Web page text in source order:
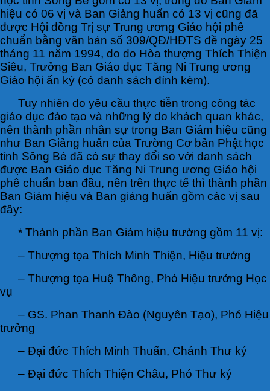
hiệu có 06 vị và Ban Giảng huấn có 13 vị cũng đã
được Hội đồng Trị sự Trung ương Giáo hội phê
chuẩn bằng văn bản số 309/QĐ/HĐTS đề ngày 25
tháng 11 năm 1994, do do Hòa thượng Thích Thiện
Siêu, Trưởng Ban Giáo dục Tăng Ni Trung ương
Giáo hội ấn ký (có danh sách đính kèm).
Tuy nhiên do yêu cầu thực tiễn trong công tác
giáo dục đào tạo và những lý do khách quan khác,
nên thành phần nhân sự trong Ban Giám hiệu cũng
như Ban Giảng huấn của Trường Cơ bản Phật học
tỉnh Sông Bé đã có sự thay đổi so với danh sách
được Ban Giáo dục Tăng Ni Trung ương Giáo hội
phê chuẩn ban đầu, nên trên thực tế thì thành phần
Ban Giám hiệu và Ban giảng huấn gồm các vị sau
đây:
* Thành phần Ban Giám hiệu trường gồm 11 vị:
– Thượng tọa Thích Minh Thiện, Hiệu trưởng
– Thượng tọa Huệ Thông, Phó Hiệu trưởng Học
vụ
– GS. Phan Thanh Đào (Nguyên Tạo), Phó Hiệu
trưởng
– Đại đức Thích Minh Thuấn, Chánh Thư ký
– Đại đức Thích Thiện Châu, Phó Thư ký